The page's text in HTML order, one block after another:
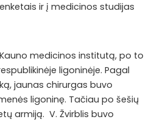
ir į medicinos studijas
medicinos institutą, po to
ligoninėje. Pagal
jaunas chirurgas buvo
ligoninę. Tačiau po šešių
armiją. V. Žvirblis buvo